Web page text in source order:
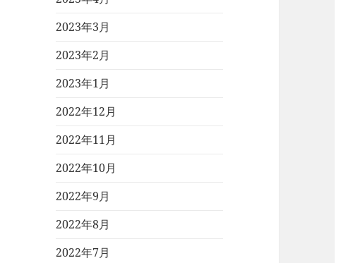
2023年3月
2023年2月
2023年1月
2022年12月
2022年11月
2022年10月
2022年9月
2022年8月
2022年7月